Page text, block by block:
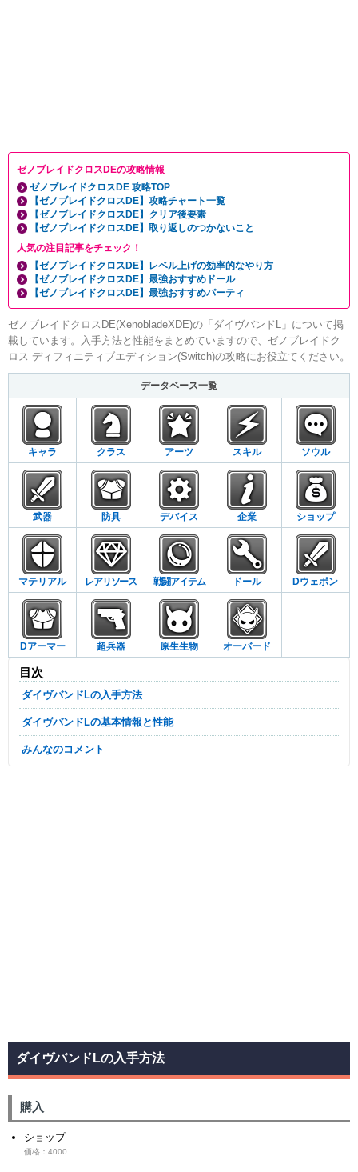
ゼノブレイドクロスDEの攻略情報
ゼノブレイドクロスDE 攻略TOP
【ゼノブレイドクロスDE】攻略チャート一覧
【ゼノブレイドクロスDE】クリア後要素
【ゼノブレイドクロスDE】取り返しのつかないこと
人気の注目記事をチェック！
【ゼノブレイドクロスDE】レベル上げの効率的なやり方
【ゼノブレイドクロスDE】最強おすすめドール
【ゼノブレイドクロスDE】最強おすすめパーティ
ゼノブレイドクロスDE(XenobladeXDE)の「ダイヴバンドL」について掲
載しています。入手方法と性能をまとめていますので、ゼノブレイドク
ロス ディフィニティブエディション(Switch)の攻略にお役立てください。
データベース一覧
キャラ クラス アーツ スキル ソウル
武器 防具 デバイス 企業 ショップ
マテリアル レアリソース 戦闘アイテム ドール Dウェポン
Dアーマー 超兵器 原生生物 オーバード
目次
ダイヴバンドLの入手方法
ダイヴバンドLの基本情報と性能
みんなのコメント
ダイヴバンドLの入手方法
購入
ショップ
価格：4000